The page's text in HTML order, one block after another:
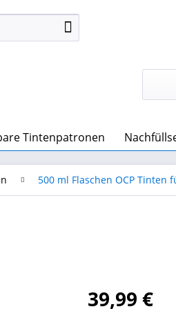
Tintenpatronen
500 ml Flaschen OCP Tinten
39,99 €